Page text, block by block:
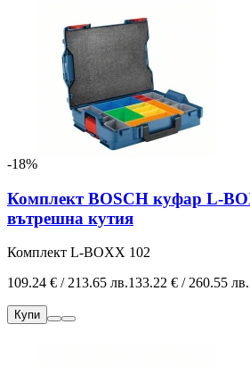
-18%
Комплект BOSCH куфар L-
вътрешна кутия
Комплект L-BOXX 102
109.24 € / 213.65 лв.133.22 € / 260.55 лв.
Купи